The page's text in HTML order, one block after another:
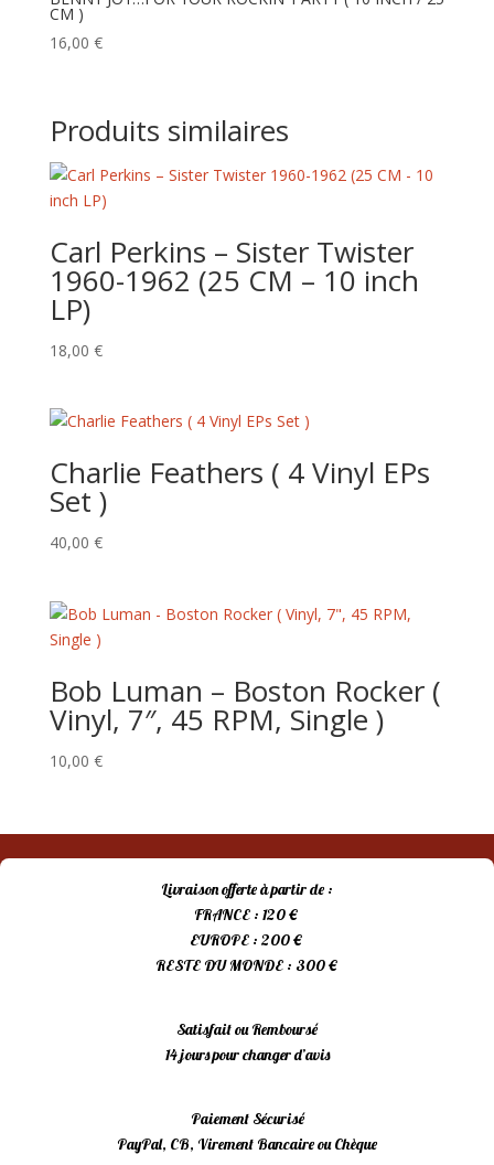
CM )
16,00 €
Produits similaires
Carl Perkins ‎– Sister Twister
1960-1962 (25 CM – 10 inch
LP)
18,00 €
Charlie Feathers ( 4 Vinyl EPs
Set )
40,00 €
Bob Luman – Boston Rocker (
Vinyl, 7″, 45 RPM, Single )
10,00 €
Livraison offerte à partir de :
FRANCE : 120 €
EUROPE : 200 €
RESTE DU MONDE : 300 €
Satisfait ou Remboursé
14 jours pour changer d’avis
Paiement Sécurisé
PayPal, CB, Virement Bancaire ou Chèque